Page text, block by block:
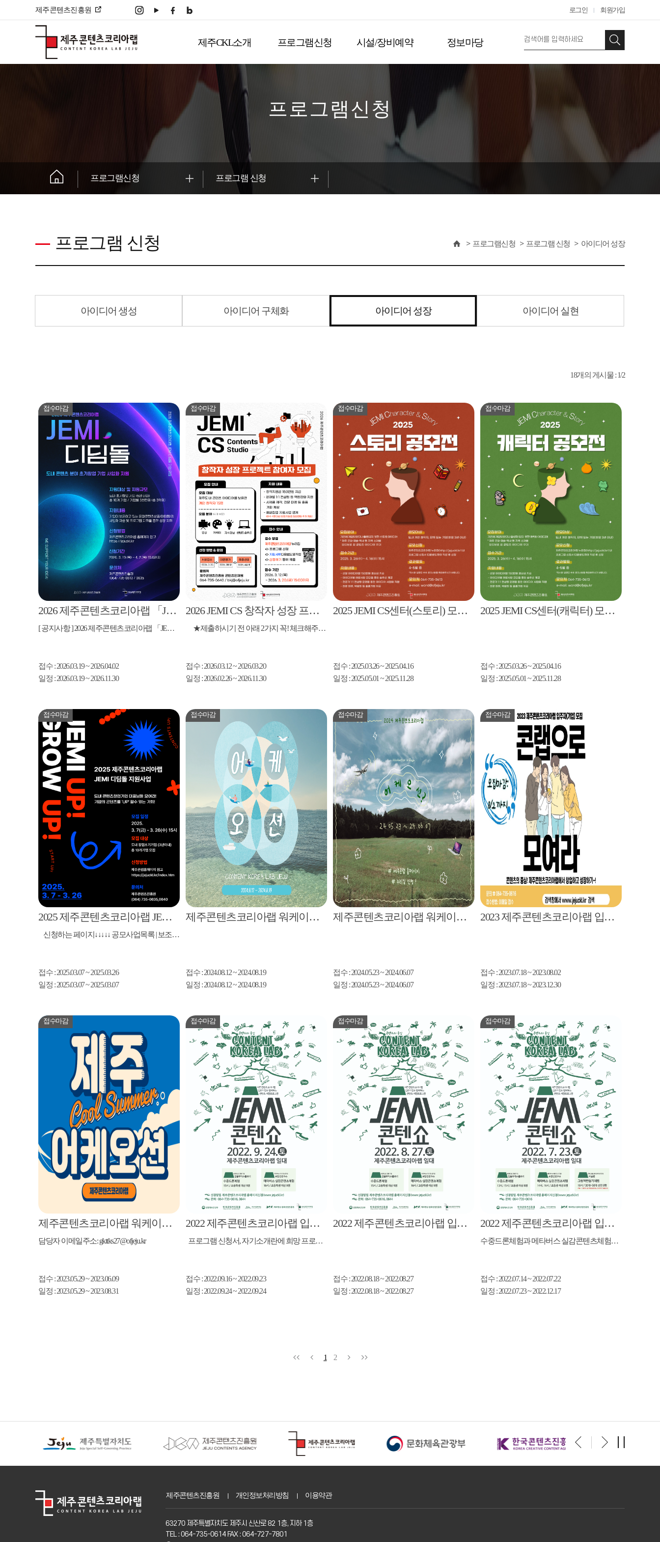
제주콘텐츠진흥원 로그인 회원가입
제주CKL소개 프로그램신청 시설/장비예약 정보마당
프로그램신청
프로그램신청 프로그램 신청
프로그램 신청 프로그램신청 프로그램 신청 아이디어 성장
아이디어 생성 아이디어 구체화 아이디어 성장 아이디어 실현
18개의 게시물 : 1/2
접수마감
2026 제주콘텐츠코리아랩 「JEMI 디딤돌」 지원사업 모집 공고
[ 공지사항 ] 2026 제주콘텐츠코리아랩 「JEMI 디딤돌」 지원사업 신청은 필히 [e나라도움 홈페이지 사업신청]으로 제출 후 담당자에게 확인 전화 바랍니다. ※ 콘랩 홈페이지 신청(현재 페이지)으로 접수한 건은 불인정 처리 ☎ 콘텐츠인재팀 064-735-0613 / 0635
접수: 2026.03.19 ~ 2026.04.02
일정 : 2026.03.19 ~ 2026.11.30
접수마감
2026 JEMI CS 창작자 성장 프로젝트 참여자 모집
★제출하시기 전 아래 2가지 꼭! 체크해주세요★ 1. 제출 가능 파일은 1개입니다. - 지정서식(5종)과 별도발급(최대 3종), 기타 첨부 자료까지 1개의 파일(pdf 또는 zip)로 만들어주세요! 2. 신청서 제출 전 "로그인"은 필수 입니다! - 아이디가 없을 경우 회원가입 먼저 진행해주세요!
접수: 2026.03.12 ~ 2026.03.20
일정 : 2026.02.26 ~ 2026.11.30
접수마감
2025 JEMI CS센터(스토리) 모집 공고
접수: 2025.03.26 ~ 2025.04.16
일정 : 2025.05.01 ~ 2025.11.28
접수마감
2025 JEMI CS센터(캐릭터) 모집 공고
접수: 2025.03.26 ~ 2025.04.16
일정 : 2025.05.01 ~ 2025.11.28
접수마감
2025 제주콘텐츠코리아랩 JEMI디딤돌 지원사업
신청하는 페이지↓↓↓↓↓ 공모사업목록 | 보조금통합포털
접수: 2025.03.07 ~ 2025.03.26
일정 : 2025.03.07 ~ 2025.03.07
접수마감
제주콘텐츠코리아랩 워케이션프로그램 2024 제주 어케오션 지원자 모집
접수: 2024.08.12 ~ 2024.08.19
일정 : 2024.08.12 ~ 2024.08.19
접수마감
제주콘텐츠코리아랩 워케이션 프로그램 2024 제주 어케오션 지원자 모집공고
접수: 2024.05.23 ~ 2024.06.07
일정 : 2024.05.23 ~ 2024.06.07
접수마감
2023 제주콘텐츠코리아랩 입주자(기업) 추가모집공고
접수: 2023.07.18 ~ 2023.08.02
일정 : 2023.07.18 ~ 2023.12.30
접수마감
제주콘텐츠코리아랩 워케이션프로그램 2023 제주 어케오션 지원자 모집공고
담당자 이메일주소: gkttks27@ofjeju.kr
접수: 2023.05.29 ~ 2023.06.09
일정 : 2023.05.29 ~ 2023.08.31
접수마감
2022 제주콘텐츠코리아랩 입주기업 연계 프로그램 9월 참여자 모집 공고
프로그램 신청서, 자기소개란에 희망 프로그램 필히 작성!
접수: 2022.09.16 ~ 2022.09.23
일정 : 2022.09.24 ~ 2022.09.24
접수마감
2022 제주콘텐츠코리아랩 입주기업 연계 프로그램 8월 참여자 모집 공고
접수: 2022.08.18 ~ 2022.08.27
일정 : 2022.08.18 ~ 2022.08.27
접수마감
2022 제주콘텐츠코리아랩 입주기업 연계 프로그램
수중드론체험과 메타버스 실감콘텐츠체험은 마감되었습니다. 그림책만들기 체험 2자리 남았습니다.
접수: 2022.07.14 ~ 2022.07.22
일정 : 2022.07.23 ~ 2022.12.17
1 2
제주콘텐츠진흥원 개인정보처리방침 이용약관
63270 제주특별자치도 제주시 신산로 82 1층, 지하 1층
TEL : 064-735-0614 FAX : 064-727-7801